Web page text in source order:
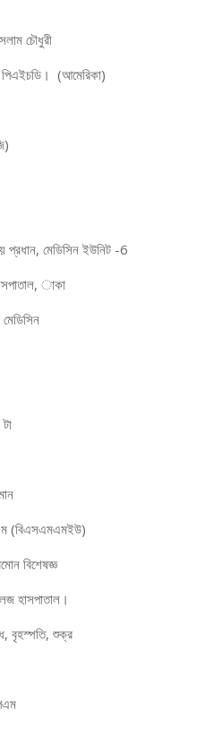
চৌধুরী
(আমেরিকা)
প্রধান, মেডিসিন ইউনিট -6
াকা
(বিএসএমএমইউ)
বিশেষজ্ঞ
হাসপাতাল।
বৃহস্পতি, শুক্র